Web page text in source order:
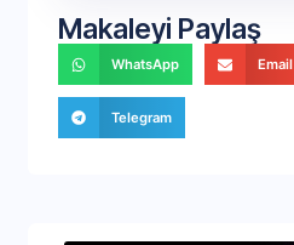
Makaleyi Paylaş
WhatsApp Email
Telegram